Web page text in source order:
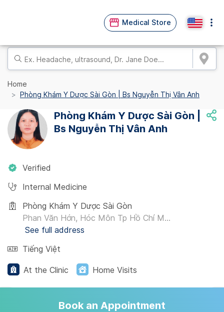
Medical Store
Home
Phòng Khám Y Dược Sài Gòn | Bs Nguyễn Thị Vân Anh
Phòng Khám Y Dược Sài Gòn |
Bs Nguyễn Thị Vân Anh
Verified
Internal Medicine
Phòng Khám Y Dược Sài Gòn
Phan Văn Hớn, Hóc Môn Tp Hồ Chí M...
See full address
Tiếng Việt
At the Clinic Home Visits
Book an Appointment